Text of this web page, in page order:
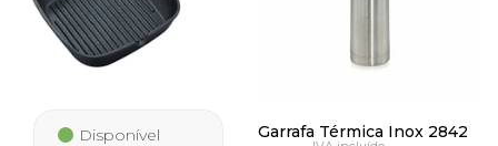
Disponível Garrafa Térmica Inox 2842